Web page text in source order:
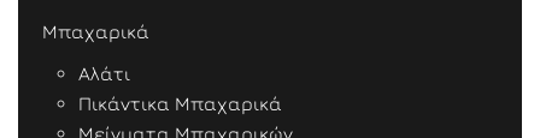
Μπαχαρικά
Αλάτι
Πικάντικα Μπαχαρικά
Μείγματα Μπαχαρικών